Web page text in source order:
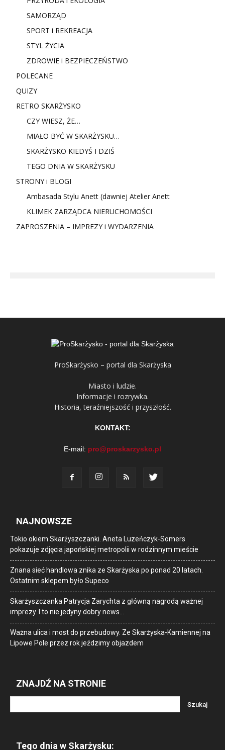
SAMORZĄD
SPORT i REKREACJA
STYL ŻYCIA
ZDROWIE i BEZPIECZEŃSTWO
POLECANE
QUIZY
RETRO SKARŻYSKO
CZY WIESZ, ŻE…
MIAŁO BYĆ W SKARŻYSKU…
SKARŻYSKO KIEDYŚ I DZIŚ
TEGO DNIA W SKARŻYSKU
STRONY i BLOGI
Ambasada Stylu Anett (dawniej Atelier Anett
KLIMEK ZARZĄDCA NIERUCHOMOŚCI
ZAPROSZENIA – IMPREZY i WYDARZENIA
ProSkarżysko – portal dla Skarżyska
Miasto i ludzie.
Informacje i rozrywka.
Historia, teraźniejszość i przyszłość.
KONTAKT:
E-mail: pro@proskarzysko.pl
NAJNOWSZE
Tokio okiem Skarżyszczanki. Aneta Luzeńczyk-Somers
pokazuje zdjęcia japońskiej metropolii w rodzinnym mieście
Znana sieć handlowa znika ze Skarżyska po ponad 20 latach.
Ostatnim sklepem było Supeco
Skarżyszczanka Patrycja Zarychta z główną nagrodą ważnej
imprezy. I to nie jedyny dobry news…
Ważna ulica i most do przebudowy. Ze Skarżyska-Kamiennej na
Lipowe Pole przez rok jeździmy objazdem
ZNAJDŹ NA STRONIE
Tego dnia w Skarżysku: